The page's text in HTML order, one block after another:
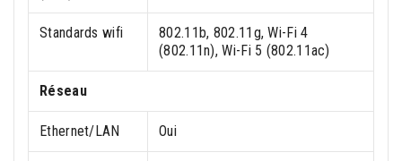
Standards wifi
802.11b, 802.11g, Wi-Fi 4
(802.11n), Wi-Fi 5 (802.11ac)
Réseau
Ethernet/LAN Oui